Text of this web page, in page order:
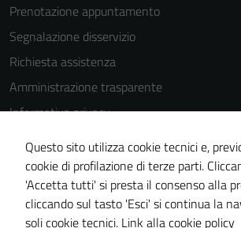
Prenotazione appuntamento
Segnalazione disservizio
Richiesta assistenza
Amministrazione trasparente
Informativa privacy
Cookie Policy
Note legali
Dichiarazione di accessibilità
Piano di miglioramento del sito
Questo sito utilizza cookie tecnici e,
cookie di profilazione di terze parti.
'Accetta tutti' si presta il consenso alla
cliccando sul tasto 'Esci' si continua la
soli cookie tecnici. Link alla cookie policy